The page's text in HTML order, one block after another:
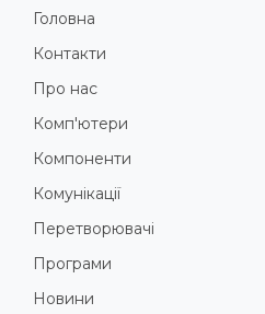
Головна
Контакти
Про нас
Комп'ютери
Компоненти
Комунікації
Перетворювачі
Програми
Новини